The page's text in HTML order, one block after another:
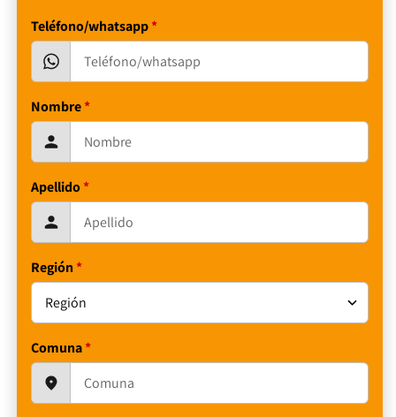
Teléfono/whatsapp*
Nombre*
Apellido*
Región *
Comuna*